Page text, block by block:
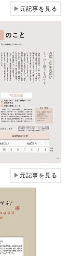
▶元記事を見る
▶元記事を見る